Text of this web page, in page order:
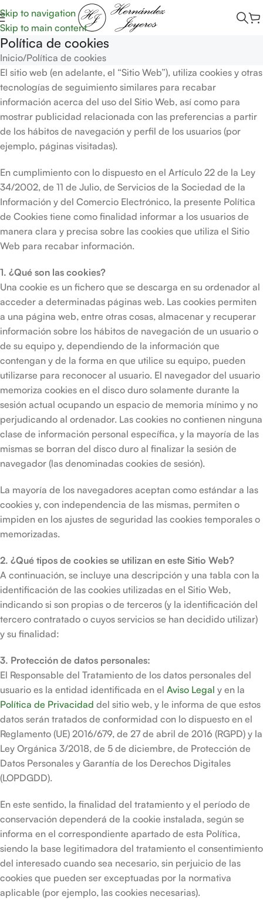
Skip to navigation
Skip to main content
Política de cookies
Inicio Política de cookies
El sitio web (en adelante, el “Sitio Web”), utiliza cookies y otras
tecnologías de seguimiento similares para recabar
información acerca del uso del Sitio Web, así como para
mostrar publicidad relacionada con las preferencias a partir
de los hábitos de navegación y perfil de los usuarios (por
ejemplo, páginas visitadas).
En cumplimiento con lo dispuesto en el Artículo 22 de la Ley
34/2002, de 11 de Julio, de Servicios de la Sociedad de la
Información y del Comercio Electrónico, la presente Política
de Cookies tiene como finalidad informar a los usuarios de
manera clara y precisa sobre las cookies que utiliza el Sitio
Web para recabar información.
1. ¿Qué son las cookies?
Una cookie es un fichero que se descarga en su ordenador al
acceder a determinadas páginas web. Las cookies permiten
a una página web, entre otras cosas, almacenar y recuperar
información sobre los hábitos de navegación de un usuario o
de su equipo y, dependiendo de la información que
contengan y de la forma en que utilice su equipo, pueden
utilizarse para reconocer al usuario. El navegador del usuario
memoriza cookies en el disco duro solamente durante la
sesión actual ocupando un espacio de memoria mínimo y no
perjudicando al ordenador. Las cookies no contienen ninguna
clase de información personal específica, y la mayoría de las
mismas se borran del disco duro al finalizar la sesión de
navegador (las denominadas cookies de sesión).
La mayoría de los navegadores aceptan como estándar a las
cookies y, con independencia de las mismas, permiten o
impiden en los ajustes de seguridad las cookies temporales o
memorizadas.
2. ¿Qué tipos de cookies se utilizan en este Sitio Web?
A continuación, se incluye una descripción y una tabla con la
identificación de las cookies utilizadas en el Sitio Web,
indicando si son propias o de terceros (y la identificación del
tercero contratado o cuyos servicios se han decidido utilizar)
y su finalidad:
3. Protección de datos personales:
El Responsable del Tratamiento de los datos personales del
usuario es la entidad identificada en el Aviso Legal y en la
Política de Privacidad del sitio web, y le informa de que estos
datos serán tratados de conformidad con lo dispuesto en el
Reglamento (UE) 2016/679, de 27 de abril de 2016 (RGPD) y la
Ley Orgánica 3/2018, de 5 de diciembre, de Protección de
Datos Personales y Garantía de los Derechos Digitales
(LOPDGDD).
En este sentido, la finalidad del tratamiento y el período de
conservación dependerá de la cookie instalada, según se
informa en el correspondiente apartado de esta Política,
siendo la base legitimadora del tratamiento el consentimiento
del interesado cuando sea necesario, sin perjuicio de las
cookies que pueden ser exceptuadas por la normativa
aplicable (por ejemplo, las cookies necesarias).